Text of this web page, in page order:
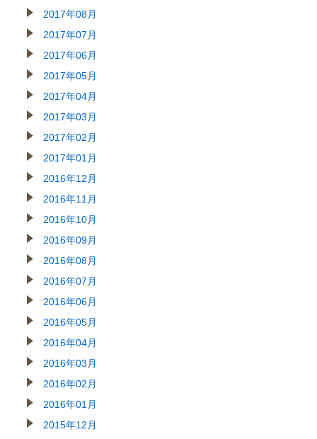
2017年08月
2017年07月
2017年06月
2017年05月
2017年04月
2017年03月
2017年02月
2017年01月
2016年12月
2016年11月
2016年10月
2016年09月
2016年08月
2016年07月
2016年06月
2016年05月
2016年04月
2016年03月
2016年02月
2016年01月
2015年12月